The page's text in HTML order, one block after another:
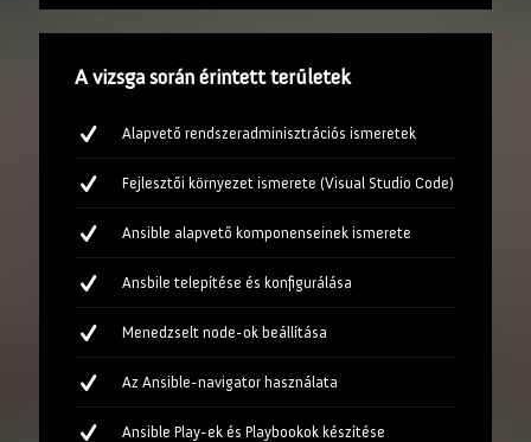
A vizsga során érintett területek
Alapvető rendszeradminisztrációs ismeretek
Fejlesztői környezet ismerete (Visual Studio Code)
Ansible alapvető komponenseinek ismerete
Ansbile telepítése és konfigurálása
Menedzselt node-ok beállítása
Az Ansible-navigator használata
Ansible Play-ek és Playbookok készítése